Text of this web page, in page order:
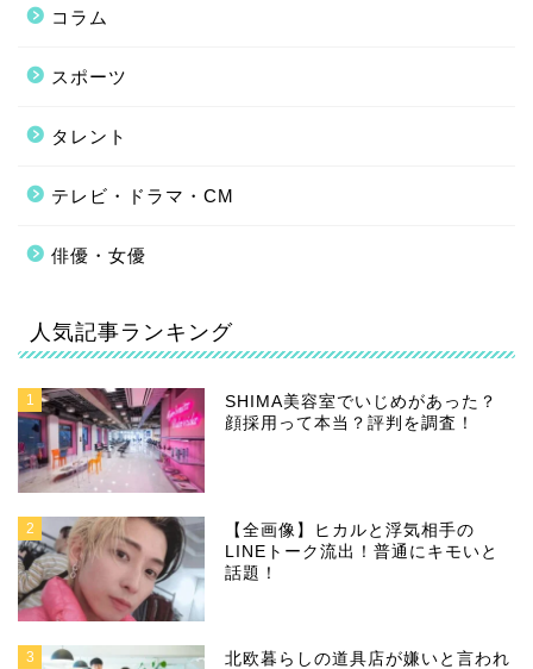
コラム
スポーツ
タレント
テレビ・ドラマ・CM
俳優・女優
人気記事ランキング
1
SHIMA美容室でいじめがあった？
顔採用って本当？評判を調査！
2
【全画像】ヒカルと浮気相手の
LINEトーク流出！普通にキモいと
話題！
3
北欧暮らしの道具店が嫌いと言われ